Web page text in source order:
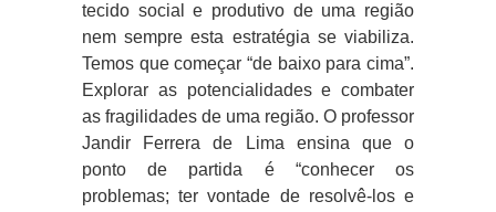
tecido social e produtivo de uma região
nem sempre esta estratégia se viabiliza.
Temos que começar “de baixo para cima”.
Explorar as potencialidades e combater
as fragilidades de uma região. O professor
Jandir Ferrera de Lima ensina que o
ponto de partida é “conhecer os
problemas; ter vontade de resolvê-los e